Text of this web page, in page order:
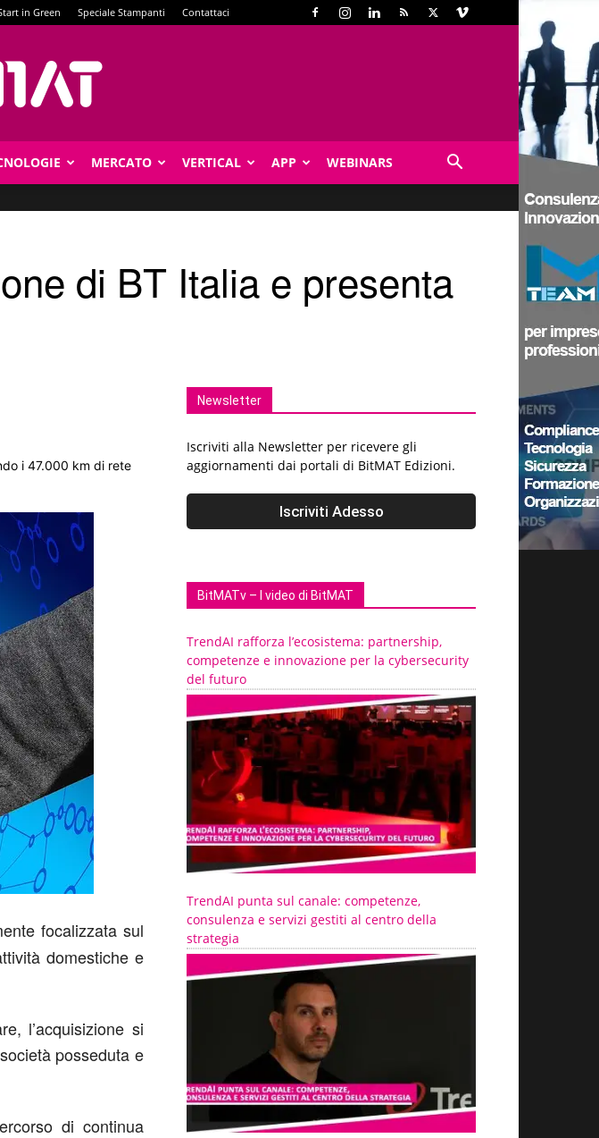
in Green Speciale Stampanti Contattaci
MERCATO VERTICAL APP WEBINARS
di BT Italia e presenta
i 47.000 km di rete
focalizzata sul
domestiche e
l’acquisizione si
posseduta e
di continua
Newsletter
Iscriviti alla Newsletter per ricevere gli
aggiornamenti dai portali di BitMAT Edizioni.
BitMATv – I video di BitMAT
TrendAI rafforza l’ecosistema: partnership,
competenze e innovazione per la cybersecurity
del futuro
TrendAI punta sul canale: competenze,
consulenza e servizi gestiti al centro della
strategia